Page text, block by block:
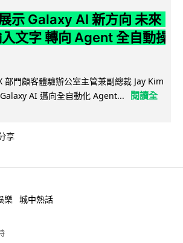
示 Galaxy AI 新方向 未來
文字 轉向 Agent 全自動操
門顧客體驗辦公室主管兼副總裁 Jay Kim
AI 邁向全自動化 Agent...
閱讀全
享
樂 城中熱話